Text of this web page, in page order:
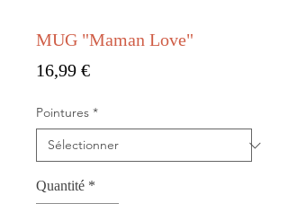
MUG "Maman Love"
16,99 €Prix
Pointures *
Quantité *